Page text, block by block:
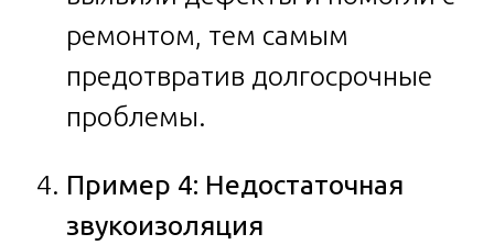
ремонтом, тем самым
предотвратив долгосрочные
проблемы.
Пример 4: Недостаточная
звукоизоляция